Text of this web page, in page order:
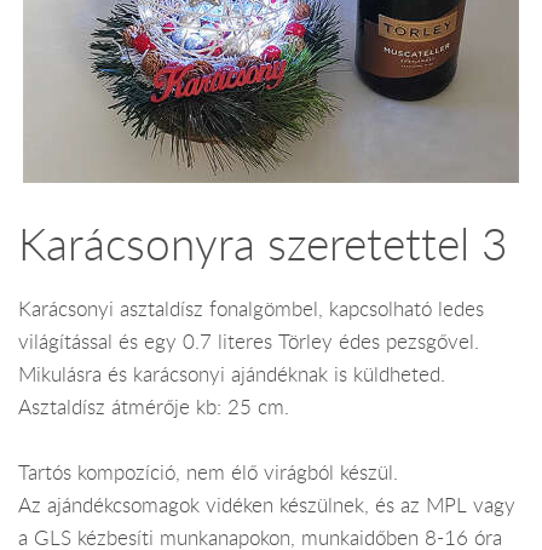
Karácsonyra szeretettel 3
Karácsonyi asztaldísz fonalgömbel, kapcsolható ledes
világítással és egy 0.7 literes Törley édes pezsgővel.
Mikulásra és karácsonyi ajándéknak is küldheted.
Asztaldísz átmérője kb: 25 cm.
Tartós kompozíció, nem élő virágból készül.
Az ajándékcsomagok vidéken készülnek, és az MPL vagy
a GLS kézbesíti munkanapokon, munkaidőben 8-16 óra